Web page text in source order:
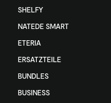
SHELFY
NATEDE SMART
ETERIA
ERSATZTEILE
BUNDLES
BUSINESS